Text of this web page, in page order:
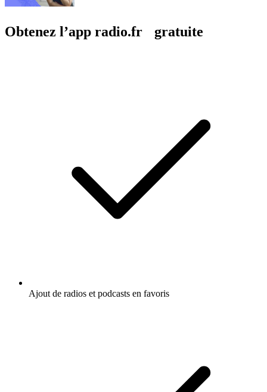
Obtenez l’app radio.fr gratuite
Ajout de radios et podcasts en favoris